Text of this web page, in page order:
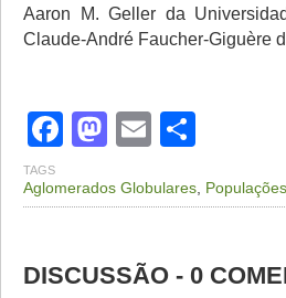
Aaron M. Geller da
Claude-André Faucher-Giguère
Facebook
Mastodon
Email
TAGS
Aglomerados Globulares,
DISCUSSÃO - 0